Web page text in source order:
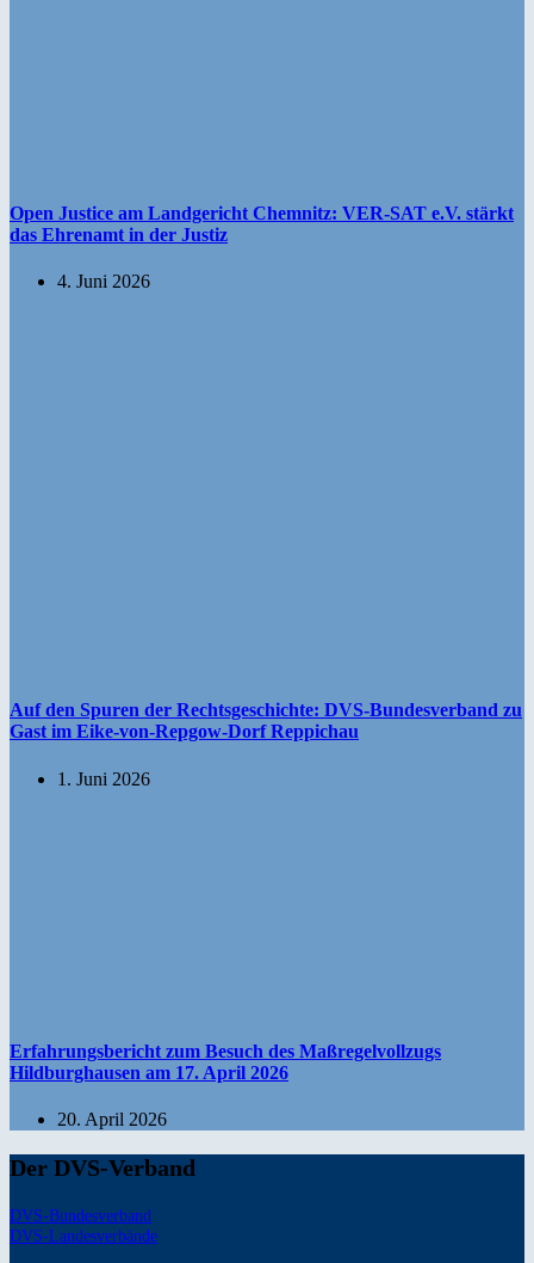
Open Justice am Landgericht Chemnitz: VER-SAT e.V. stärkt
das Ehrenamt in der Justiz
4. Juni 2026
Auf den Spuren der Rechtsgeschichte: DVS-Bundesverband zu
Gast im Eike-von-Repgow-Dorf Reppichau
1. Juni 2026
Erfahrungsbericht zum Besuch des Maßregelvollzugs
Hildburghausen am 17. April 2026
20. April 2026
Der DVS-Verband
DVS-Bundesverband
DVS-Landesverbände